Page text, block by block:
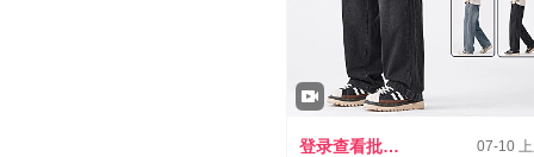
登录查看批发价
07-10